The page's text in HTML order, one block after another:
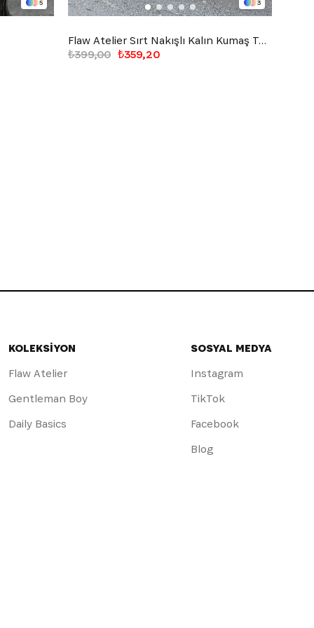
5 3
Flaw Atelier Sırt Nakışlı Kalın Kumaş Top Tank Atlet
₺359,20
₺399,00
KOLEKSİYON
Flaw Atelier
Gentleman Boy
Daily Basics
SOSYAL MEDYA
Instagram
TikTok
Facebook
Blog